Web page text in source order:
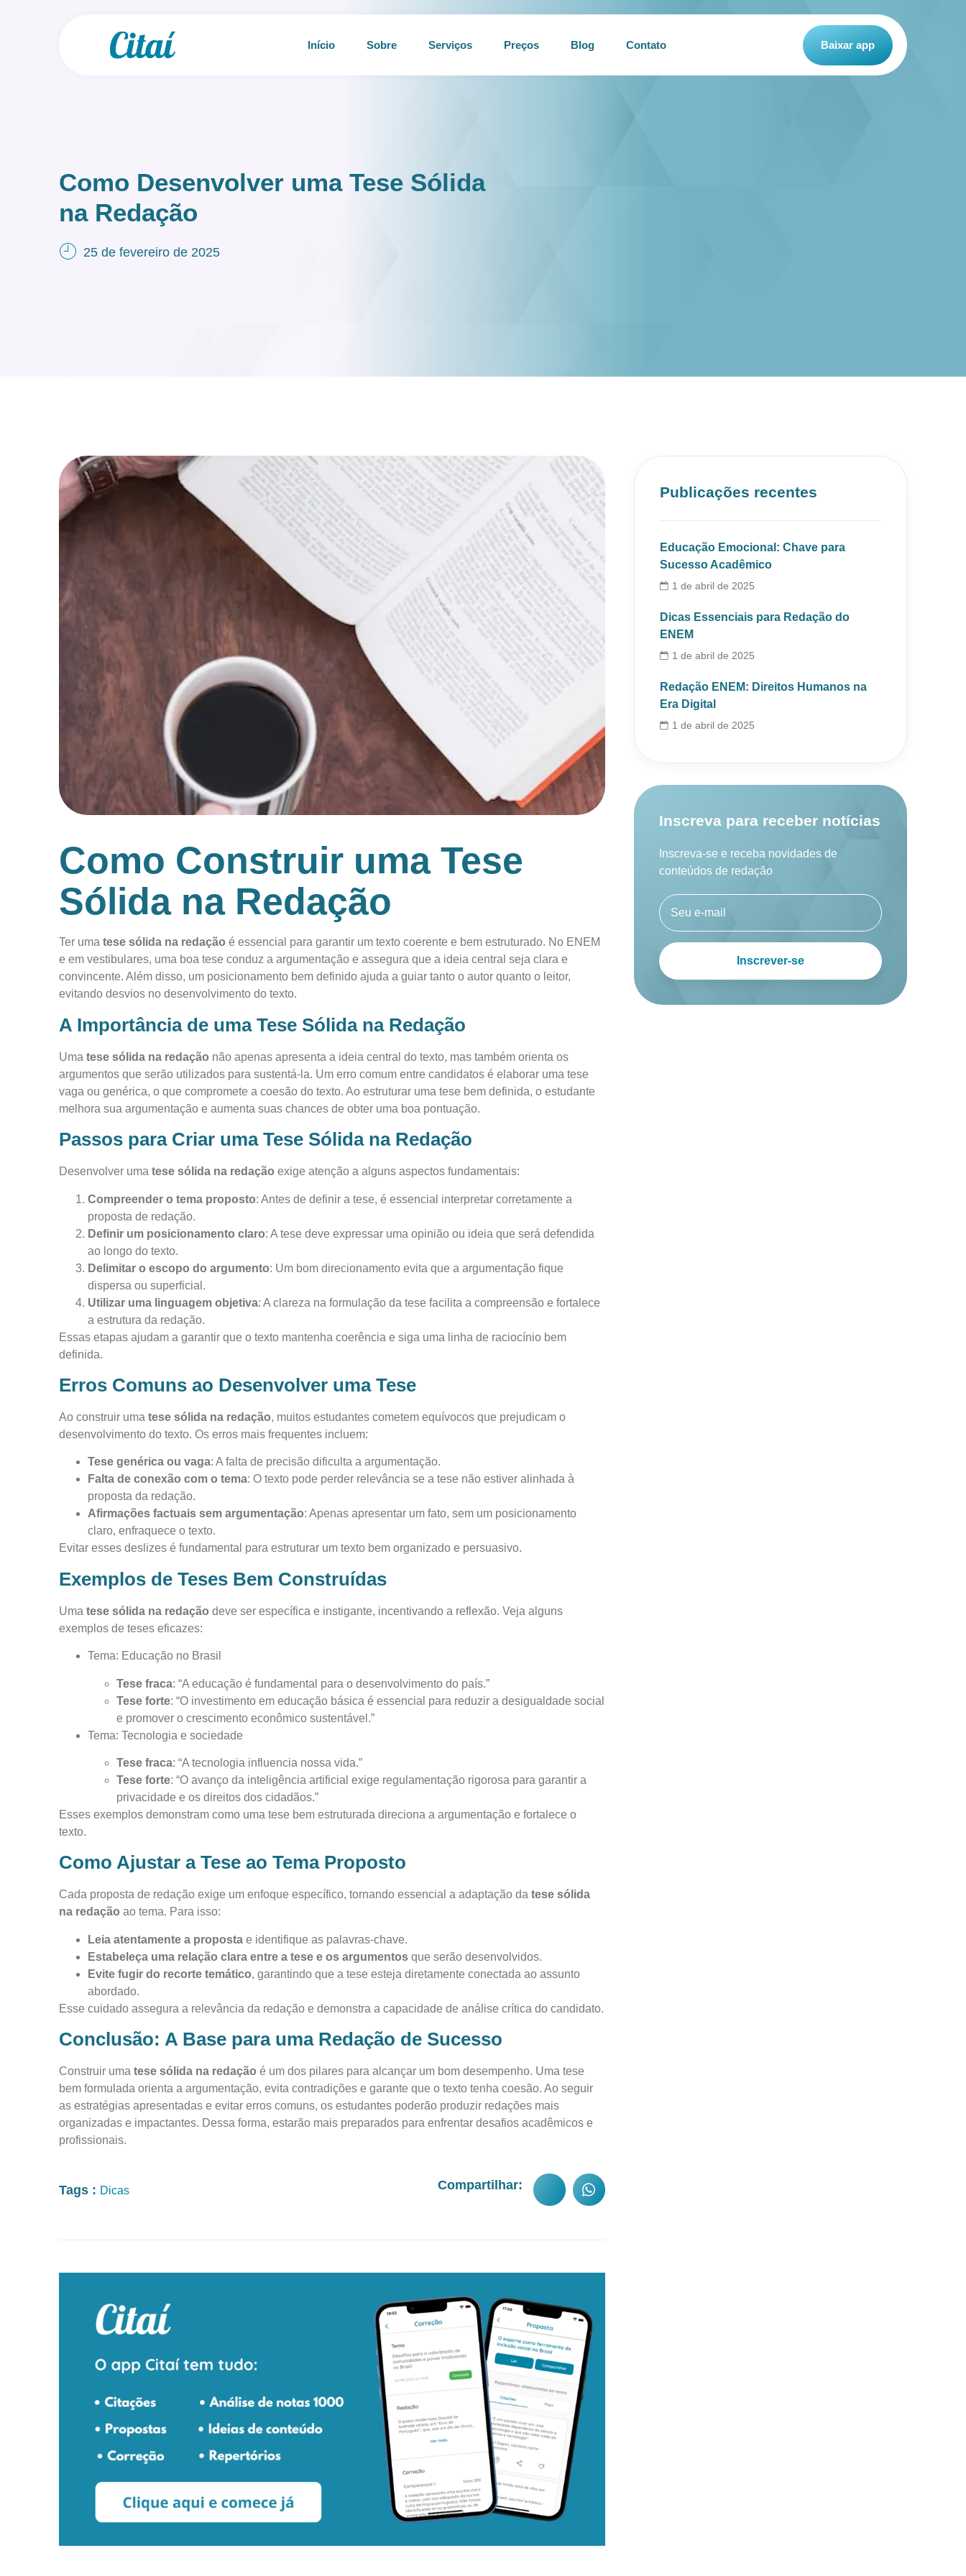
Início Sobre Serviços Preços Blog Contato Baixar app
Como Desenvolver uma Tese Sólida
na Redação
25 de fevereiro de 2025
Como Construir uma Tese
Sólida na Redação
Ter uma tese sólida na redação é essencial para garantir um texto coerente e bem estruturado. No ENEM
e em vestibulares, uma boa tese conduz a argumentação e assegura que a ideia central seja clara e
convincente. Além disso, um posicionamento bem definido ajuda a guiar tanto o autor quanto o leitor,
evitando desvios no desenvolvimento do texto.
A Importância de uma Tese Sólida na Redação
Uma tese sólida na redação não apenas apresenta a ideia central do texto, mas também orienta os
argumentos que serão utilizados para sustentá-la. Um erro comum entre candidatos é elaborar uma tese
vaga ou genérica, o que compromete a coesão do texto. Ao estruturar uma tese bem definida, o estudante
melhora sua argumentação e aumenta suas chances de obter uma boa pontuação.
Passos para Criar uma Tese Sólida na Redação
Desenvolver uma tese sólida na redação exige atenção a alguns aspectos fundamentais:
Compreender o tema proposto: Antes de definir a tese, é essencial interpretar corretamente a
proposta de redação.
Definir um posicionamento claro: A tese deve expressar uma opinião ou ideia que será defendida
ao longo do texto.
Delimitar o escopo do argumento: Um bom direcionamento evita que a argumentação fique
dispersa ou superficial.
Utilizar uma linguagem objetiva: A clareza na formulação da tese facilita a compreensão e fortalece
a estrutura da redação.
Essas etapas ajudam a garantir que o texto mantenha coerência e siga uma linha de raciocínio bem
definida.
Erros Comuns ao Desenvolver uma Tese
Ao construir uma tese sólida na redação, muitos estudantes cometem equívocos que prejudicam o
desenvolvimento do texto. Os erros mais frequentes incluem:
Tese genérica ou vaga: A falta de precisão dificulta a argumentação.
Falta de conexão com o tema: O texto pode perder relevância se a tese não estiver alinhada à
proposta da redação.
Afirmações factuais sem argumentação: Apenas apresentar um fato, sem um posicionamento
claro, enfraquece o texto.
Evitar esses deslizes é fundamental para estruturar um texto bem organizado e persuasivo.
Exemplos de Teses Bem Construídas
Uma tese sólida na redação deve ser específica e instigante, incentivando a reflexão. Veja alguns
exemplos de teses eficazes:
Tema: Educação no Brasil
Tese fraca: “A educação é fundamental para o desenvolvimento do país.”
Tese forte: “O investimento em educação básica é essencial para reduzir a desigualdade social
e promover o crescimento econômico sustentável.”
Tema: Tecnologia e sociedade
Tese fraca: “A tecnologia influencia nossa vida.”
Tese forte: “O avanço da inteligência artificial exige regulamentação rigorosa para garantir a
privacidade e os direitos dos cidadãos.”
Esses exemplos demonstram como uma tese bem estruturada direciona a argumentação e fortalece o
texto.
Como Ajustar a Tese ao Tema Proposto
Cada proposta de redação exige um enfoque específico, tornando essencial a adaptação da tese sólida
na redação ao tema. Para isso:
Leia atentamente a proposta e identifique as palavras-chave.
Estabeleça uma relação clara entre a tese e os argumentos que serão desenvolvidos.
Evite fugir do recorte temático, garantindo que a tese esteja diretamente conectada ao assunto
abordado.
Esse cuidado assegura a relevância da redação e demonstra a capacidade de análise crítica do candidato.
Conclusão: A Base para uma Redação de Sucesso
Construir uma tese sólida na redação é um dos pilares para alcançar um bom desempenho. Uma tese
bem formulada orienta a argumentação, evita contradições e garante que o texto tenha coesão. Ao seguir
as estratégias apresentadas e evitar erros comuns, os estudantes poderão produzir redações mais
organizadas e impactantes. Dessa forma, estarão mais preparados para enfrentar desafios acadêmicos e
profissionais.
Tags : Dicas Compartilhar:
Publicações recentes
Educação Emocional: Chave para
Sucesso Acadêmico
1 de abril de 2025
Dicas Essenciais para Redação do
ENEM
1 de abril de 2025
Redação ENEM: Direitos Humanos na
Era Digital
1 de abril de 2025
Inscreva para receber notícias
Inscreva-se e receba novidades de
conteúdos de redação
Inscrever-se